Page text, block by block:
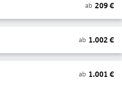
ab 209€
ab 1.002 €
ab 1.001 €